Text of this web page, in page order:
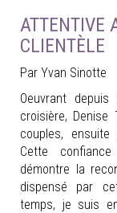
ATTENTIVE
CLIENTÈLE
Par Yvan Sinotte
Oeuvrant
croisière,
couples,
Cette
démontre la
dispensé par
temps, je suis